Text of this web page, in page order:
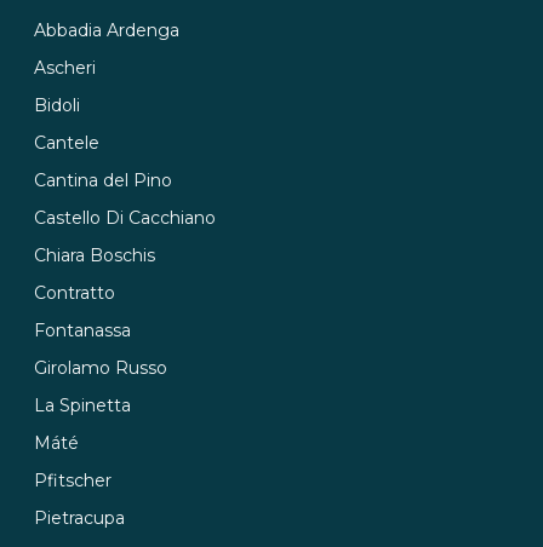
Abbadia Ardenga
Ascheri
Bidoli
Cantele
Cantina del Pino
Castello Di Cacchiano
Chiara Boschis
Contratto
Fontanassa
Girolamo Russo
La Spinetta
Máté
Pfitscher
Pietracupa